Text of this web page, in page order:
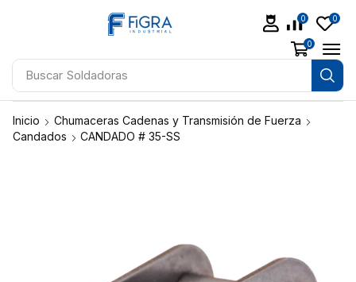
Buscar Soldadoras
0 0
0
Inicio
Chumaceras Cadenas y Transmisión de Fuerza
Candados
CANDADO # 35-SS